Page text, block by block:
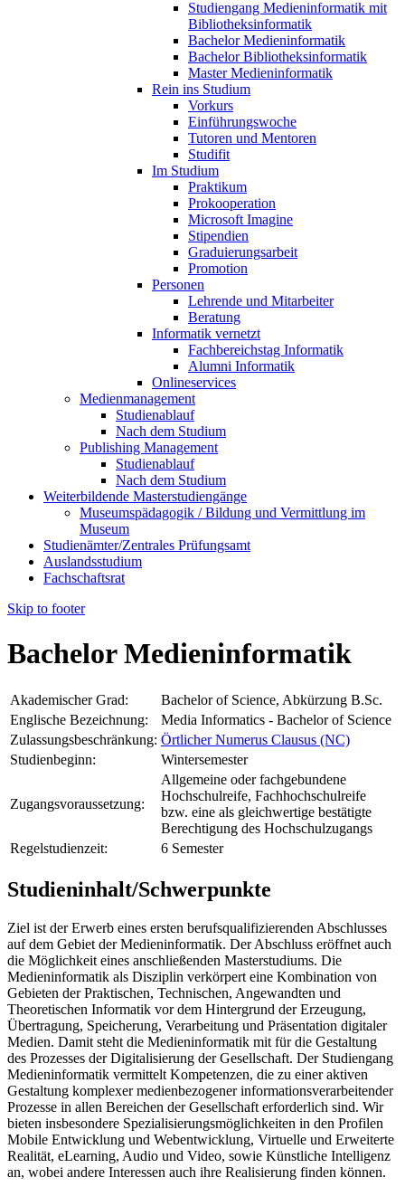
Studiengang Medieninformatik mit
Bibliotheksinformatik
Bachelor Medieninformatik
Bachelor Bibliotheksinformatik
Master Medieninformatik
Rein ins Studium
Vorkurs
Einführungswoche
Tutoren und Mentoren
Studifit
Im Studium
Praktikum
Prokooperation
Microsoft Imagine
Stipendien
Graduierungsarbeit
Promotion
Personen
Lehrende und Mitarbeiter
Beratung
Informatik vernetzt
Fachbereichstag Informatik
Alumni Informatik
Onlineservices
Medienmanagement
Studienablauf
Nach dem Studium
Publishing Management
Studienablauf
Nach dem Studium
Weiterbildende Masterstudiengänge
Museumspädagogik / Bildung und Vermittlung im
Museum
Studienämter/Zentrales Prüfungsamt
Auslandsstudium
Fachschaftsrat
Skip to footer
Bachelor Medieninformatik
Akademischer Grad:
Bachelor of Science, Abkürzung B.Sc.
Englische Bezeichnung:
Media Informatics - Bachelor of Science
Zulassungsbeschränkung: Örtlicher Numerus Clausus (NC)
Studienbeginn:
Wintersemester
Zugangsvoraussetzung:
Allgemeine oder fachgebundene
Hochschulreife, Fachhochschulreife
bzw. eine als gleichwertige bestätigte
Berechtigung des Hochschulzugangs
Regelstudienzeit:
6 Semester
Studieninhalt/Schwerpunkte
Ziel ist der Erwerb eines ersten berufsqualifizierenden Abschlusses
auf dem Gebiet der Medieninformatik. Der Abschluss eröffnet auch
die Möglichkeit eines anschließenden Masterstudiums. Die
Medieninformatik als Disziplin verkörpert eine Kombination von
Gebieten der Praktischen, Technischen, Angewandten und
Theoretischen Informatik vor dem Hintergrund der Erzeugung,
Übertragung, Speicherung, Verarbeitung und Präsentation digitaler
Medien. Damit steht die Medieninformatik mit für die Gestaltung
des Prozesses der Digitalisierung der Gesellschaft. Der Studiengang
Medieninformatik vermittelt Kompetenzen, die zu einer aktiven
Gestaltung komplexer medienbezogener informationsverarbeitender
Prozesse in allen Bereichen der Gesellschaft erforderlich sind. Wir
bieten insbesondere Spezialisierungsmöglichkeiten in den Profilen
Mobile Entwicklung und Webentwicklung, Virtuelle und Erweiterte
Realität, eLearning, Audio und Video, sowie Künstliche Intelligenz
an, wobei andere Interessen auch ihre Realisierung finden können.